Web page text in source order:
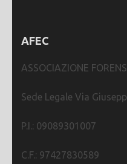
AFEC
ASSOCIAZIONE
Sede Legale Via
P.I.: 09089301007
C.F.: 97427830589